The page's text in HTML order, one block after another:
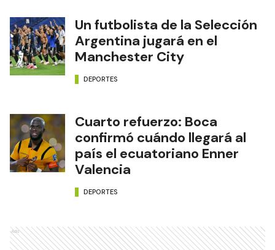
Un futbolista de la Selección
Argentina jugará en el
Manchester City
DEPORTES
Cuarto refuerzo: Boca
confirmó cuándo llegará al
país el ecuatoriano Enner
Valencia
DEPORTES
Ads